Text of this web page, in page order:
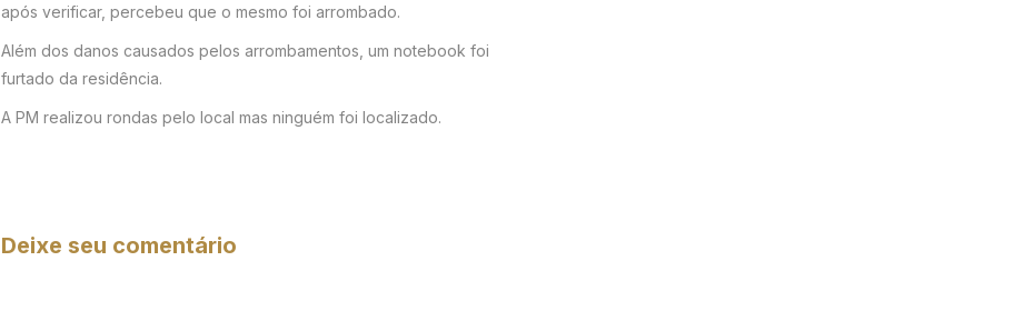
após verificar, percebeu que o mesmo foi arrombado.
Além dos danos causados pelos arrombamentos, um notebook foi
furtado da residência.
A PM realizou rondas pelo local mas ninguém foi localizado.
Deixe seu comentário